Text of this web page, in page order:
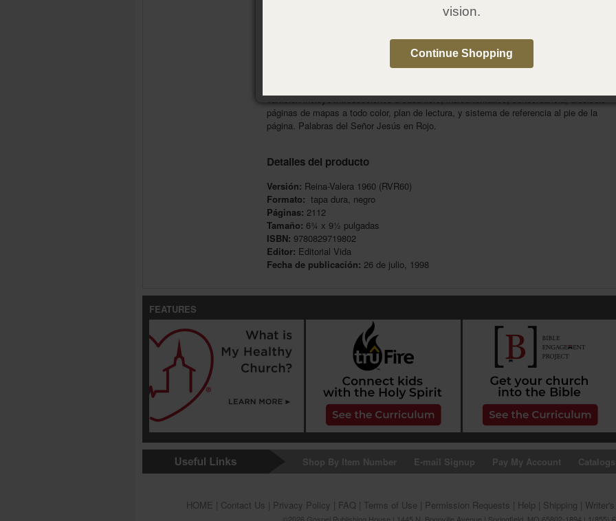
milagros del Antiguo Testamento
profecías del Antiguo Testamento cumplidas en Cristo
También incluye introducciones a cada libro, indica temático, concordancia, dieciséis
páginas de mapas a todo color, plan de lectura, y sistema de referencia al pie de la
página. Palabras del Señor Jesús en Rojo.
Detalles del producto
Versión: Reina-Valera 1960 (RVR60)
Formato: tapa dura, negro
Páginas: 2112
Tamaño: 6¾ x 9½ pulgadas
ISBN: 9780829719802
Editor: Editorial Vida
Fecha de publicación: 26 de julio, 1998
FEATURES
Shop By Item Number E-mail Signup Pay My Account
HOME Contact Us Privacy Policy FAQ Terms of Use Permission Requests Help Shipping
©2026 Gospel Publishing House | 1445 N. Boonville Avenue | Springfield, MO 65802-1894 | 1(855)
vision.
Continue Shopping